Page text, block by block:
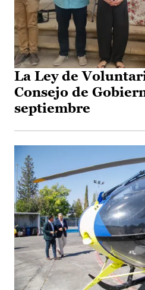
La Ley de
Consejo de
septiembre